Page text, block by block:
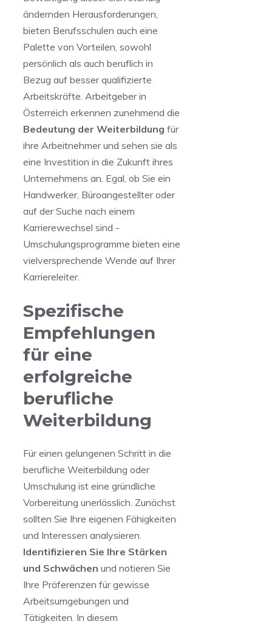
ändernden Herausforderungen,
bieten Berufsschulen auch eine
Palette von Vorteilen, ⁢sowohl
persönlich als‍ auch beruflich in
Bezug auf besser qualifizierte
Arbeitskräfte. Arbeitgeber in
Österreich erkennen zunehmend die
Bedeutung der Weiterbildung für
ihre Arbeitnehmer und ⁣sehen ⁤sie als
eine Investition in‍ die Zukunft ihres
Unternehmens an. Egal, ob‌ Sie ein
Handwerker, Büroangestellter oder
auf der⁢ Suche nach einem
Karrierewechsel sind -
‌Umschulungsprogramme bieten eine
vielversprechende Wende auf Ihrer
Karriereleiter.
Spezifische
Empfehlungen
für eine
erfolgreiche
berufliche
Weiterbildung
Für einen⁣ gelungenen Schritt in die
berufliche Weiterbildung oder
Umschulung ist eine gründliche
Vorbereitung ‍unerlässlich. Zunächst
‍sollten Sie⁢ Ihre eigenen Fähigkeiten
und Interessen analysieren.
Identifizieren Sie Ihre Stärken
und Schwächen und‍ notieren⁤ Sie
Ihre Präferenzen für gewisse
Arbeitsumgebungen ‌und
Tätigkeiten. In diesem